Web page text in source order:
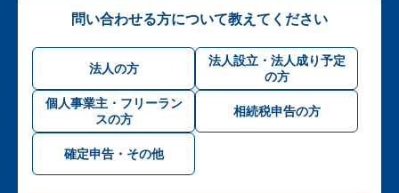
問い合わせる方について教えてください
法人の方
法人設立・法人成り予定
の方
個人事業主・フリーラン
スの方
相続税申告の方
確定申告・その他